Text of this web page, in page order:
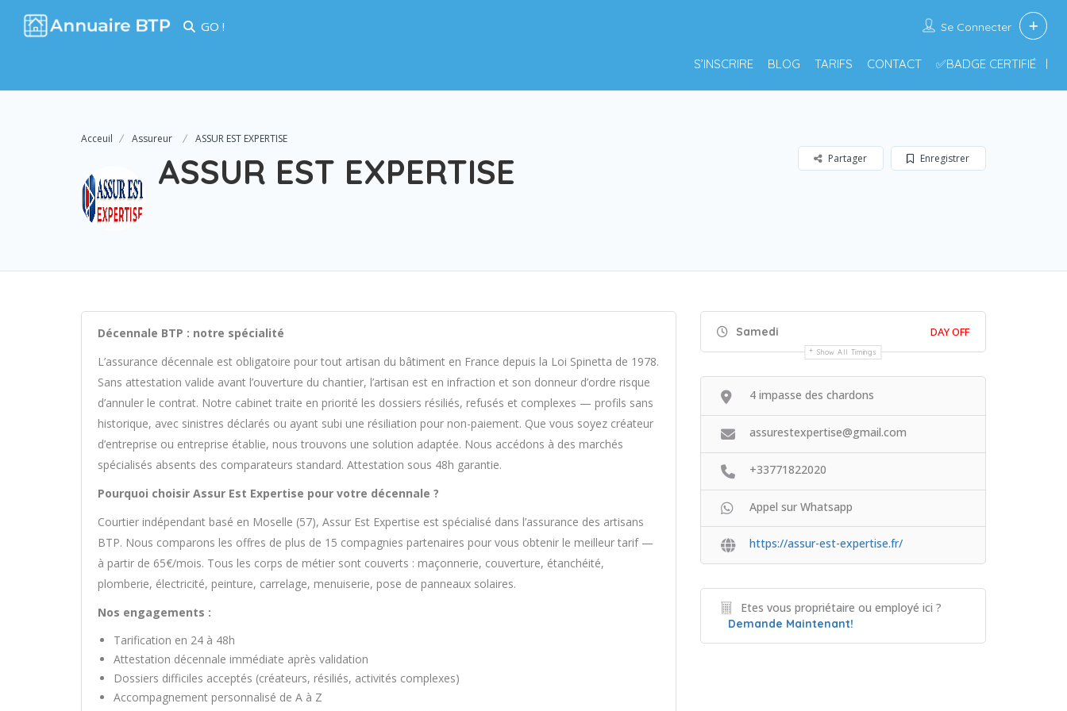
GO ! Se Connecter
S’INSCRIRE BLOG TARIFS CONTACT ✅BADGE CERTIFIÉ
Acceuil Assureur ASSUR EST EXPERTISE
ASSUR EST EXPERTISE Enregistrer
Partager
Décennale BTP : notre spécialité
L’assurance décennale est obligatoire pour tout artisan du bâtiment en France depuis la Loi Spinetta de 1978.
Sans attestation valide avant l’ouverture du chantier, l’artisan est en infraction et son donneur d’ordre risque
d’annuler le contrat. Notre cabinet traite en priorité les dossiers résiliés, refusés et complexes — profils sans
historique, avec sinistres déclarés ou ayant subi une résiliation pour non-paiement. Que vous soyez créateur
d’entreprise ou entreprise établie, nous trouvons une solution adaptée. Nous accédons à des marchés
spécialisés absents des comparateurs standard. Attestation sous 48h garantie.
Pourquoi choisir Assur Est Expertise pour votre décennale ?
Courtier indépendant basé en Moselle (57), Assur Est Expertise est spécialisé dans l’assurance des artisans
BTP. Nous comparons les offres de plus de 15 compagnies partenaires pour vous obtenir le meilleur tarif —
à partir de 65€/mois. Tous les corps de métier sont couverts : maçonnerie, couverture, étanchéité,
plomberie, électricité, peinture, carrelage, menuiserie, pose de panneaux solaires.
Nos engagements :
Tarification en 24 à 48h
Attestation décennale immédiate après validation
Dossiers difficiles acceptés (créateurs, résiliés, activités complexes)
Accompagnement personnalisé de A à Z
Samedi DAY OFF
Show All Timings
4 impasse des chardons
assurestexpertise@gmail.com
+33771822020
Appel sur Whatsapp
https://assur-est-expertise.fr/
Etes vous propriétaire ou employé ici ?
Demande Maintenant!